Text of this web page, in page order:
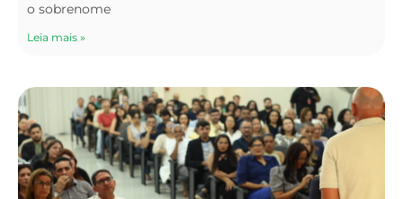
o sobrenome
Leia mais »